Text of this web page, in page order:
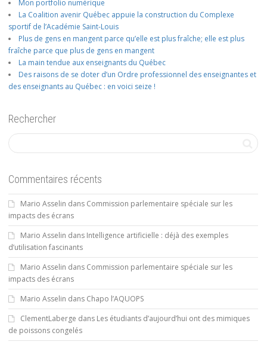
Mon portfolio numérique
La Coalition avenir Québec appuie la construction du Complexe
sportif de l’Académie Saint-Louis
Plus de gens en mangent parce qu’elle est plus fraîche; elle est plus
fraîche parce que plus de gens en mangent
La main tendue aux enseignants du Québec
Des raisons de se doter d’un Ordre professionnel des enseignantes et
des enseignants au Québec : en voici seize !
Rechercher
Commentaires récents
Mario Asselin dans Commission parlementaire spéciale sur les
impacts des écrans
Mario Asselin dans Intelligence artificielle : déjà des exemples
d’utilisation fascinants
Mario Asselin dans Commission parlementaire spéciale sur les
impacts des écrans
Mario Asselin dans Chapo l’AQUOPS
ClementLaberge dans Les étudiants d’aujourd’hui ont des mimiques
de poissons congelés